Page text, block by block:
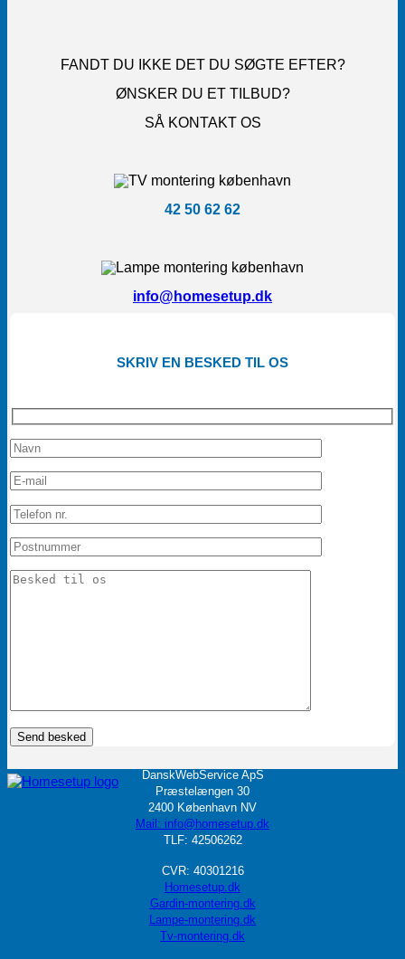
FANDT DU IKKE DET DU SØGTE EFTER?
ØNSKER DU ET TILBUD?
SÅ KONTAKT OS
42 50 62 62
info@homesetup.dk
SKRIV EN BESKED TIL OS
DanskWebService ApS
Præstelængen 30
2400 København NV
Mail: info@homesetup.dk
TLF: 42506262
CVR: 40301216
Homesetup.dk
Gardin-montering.dk
Lampe-montering.dk
Tv-montering.dk